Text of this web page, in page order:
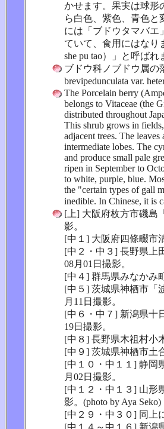
かせます。果実は球形
ら白色、紫色、青色と
には「ブドウタマバエ
ていて、食用にはなり
she pu tao）」と呼ばれ
ブドウ科ノブドウ属の
brevipedunculata var.
The Porcelain berry
belongs to Vitaceae (the
distributed throughout
This shrub grows in
adjacent trees. The
intermediate lobes. The
and produce small pale
ripen in September to
to white, purple, blue.
the "certain types of gall
inedible. In Chinese, it is
[上] 大阪府枚方市磯島
影。
[中１] 大阪府四條畷市
[中２・中３] 長野県上
08月01日撮影。
[中４] 群馬県みなかみ
[中５] 茨城県神栖市「
月11日撮影。
[中６・中７] 新潟県十
19日撮影。
[中８] 長野県木祖村小
[中９] 茨城県神栖市土
[中１０・中１１] 静岡
月02日撮影。
[中１２・中１３] 山形
影。(photo by Aya Seko)
[中２９・中３０] 同上
[中１４～中１６] 新潟